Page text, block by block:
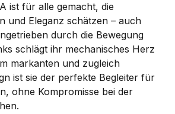
ist für alle gemacht, die
und Eleganz schätzen – auch
durch die Bewegung
schlägt ihr mechanisches Herz
markanten und zugleich
ist sie der perfekte Begleiter für
ohne Kompromisse bei der